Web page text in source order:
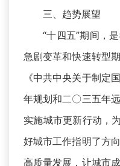
三、趋势展望
“十四五”期间，
急剧变革和快速转型
《中共中央关于制定
年规划和二〇三五年
实施城市更新行动，
好城市工作指明了方
高质量发展，让城市